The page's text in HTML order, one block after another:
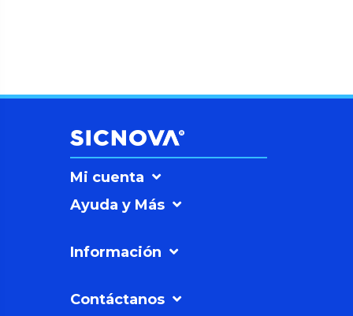
Mi cuenta
Ayuda y Más
Información
Contáctanos